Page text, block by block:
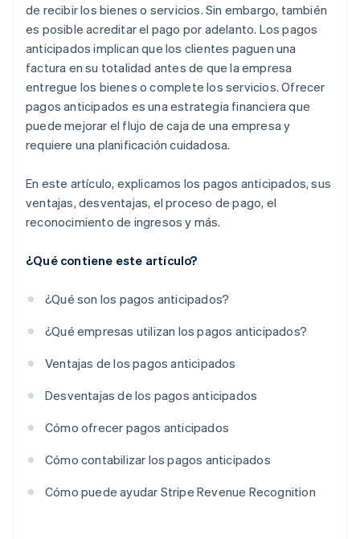
de recibir los bienes o servicios. Sin embargo, también
es posible acreditar el pago por adelanto. Los pagos
anticipados implican que los clientes paguen una
factura en su totalidad antes de que la empresa
entregue los bienes o complete los servicios. Ofrecer
pagos anticipados es una estrategia financiera que
puede mejorar el flujo de caja de una empresa y
requiere una planificación cuidadosa.
En este artículo, explicamos los pagos anticipados, sus
ventajas, desventajas, el proceso de pago, el
reconocimiento de ingresos y más.
¿Qué contiene este artículo?
¿Qué son los pagos anticipados?
¿Qué empresas utilizan los pagos anticipados?
Ventajas de los pagos anticipados
Desventajas de los pagos anticipados
Cómo ofrecer pagos anticipados
Cómo contabilizar los pagos anticipados
Cómo puede ayudar Stripe Revenue Recognition